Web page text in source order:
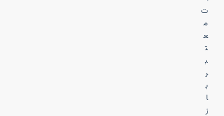
ت
م
ع
ت
ب
ر
ب
ا
ز